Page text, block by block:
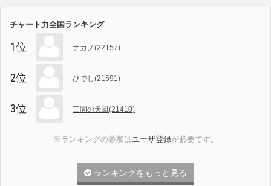
チャート力全国ランキング
1位 ナカノ(22157)
2位 ひでし(21591)
3位 三園の天風(21410)
※ランキングの参加はユーザ登録が必要です。
ランキングをもっと見る